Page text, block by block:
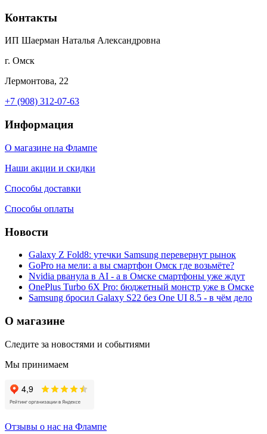
Контакты
ИП Шаерман Наталья Александровна
г. Омск
Лермонтова, 22
+7 (908) 312-07-63
Информация
О магазине на Флампе
Наши акции и скидки
Способы доставки
Способы оплаты
Новости
Galaxy Z Fold8: утечки Samsung перевернут рынок
GoPro на мели: а вы смартфон Омск где возьмёте?
Nvidia рванула в AI - а в Омске смартфоны уже ждут
OnePlus Turbo 6X Pro: бюджетный монстр уже в Омске
Samsung бросил Galaxy S22 без One UI 8.5 - в чём дело
О магазине
Следите за новостями и событиями
Мы принимаем
Отзывы о нас на Флампе